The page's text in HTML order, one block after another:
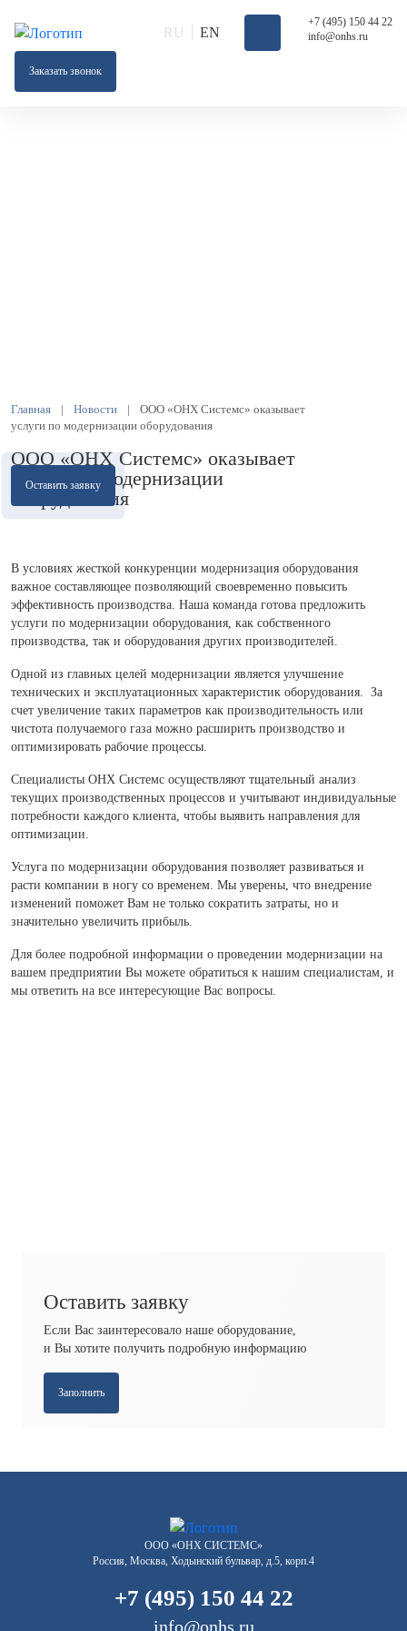
RU EN
+7 (495) 150 44 22
info@onhs.ru
Заказать звонок
Главная | Новости |
ООО «ОНХ Системс» оказывает
услуги по модернизации оборудования
ООО «ОНХ Системс» оказывает
услуги по модернизации
оборудования
Оставить заявку
В условиях жесткой конкуренции модернизация оборудования
важное составляющее позволяющий своевременно повысить
эффективность производства. Наша команда готова предложить
услуги по модернизации оборудования, как собственного
производства, так и оборудования других производителей.
Одной из главных целей модернизации является улучшение
технических и эксплуатационных характеристик оборудования. За
счет увеличение таких параметров как производительность или
чистота получаемого газа можно расширить производство и
оптимизировать рабочие процессы.
Специалисты ОНХ Системс осуществляют тщательный анализ
текущих производственных процессов и учитывают индивидуальные
потребности каждого клиента, чтобы выявить направления для
оптимизации.
Услуга по модернизации оборудования позволяет развиваться и
расти компании в ногу со временем. Мы уверены, что внедрение
изменений поможет Вам не только сократить затраты, но и
значительно увеличить прибыль.
Для более подробной информации о проведении модернизации на
вашем предприятии Вы можете обратиться к нашим специалистам, и
мы ответить на все интересующие Вас вопросы.
Оставить заявку
Если Вас заинтересовало наше оборудование,
и Вы хотите получить подробную информацию
Заполнить
ООО «ОНХ СИСТЕМС»
Россия, Москва, Ходынский бульвар, д.5, корп.4
+7 (495) 150 44 22
info@onhs.ru